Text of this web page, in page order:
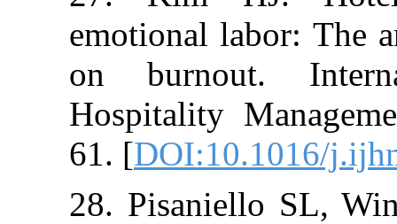
emotional
on burnout.
Hospitality
61. [
28. Pisaniello